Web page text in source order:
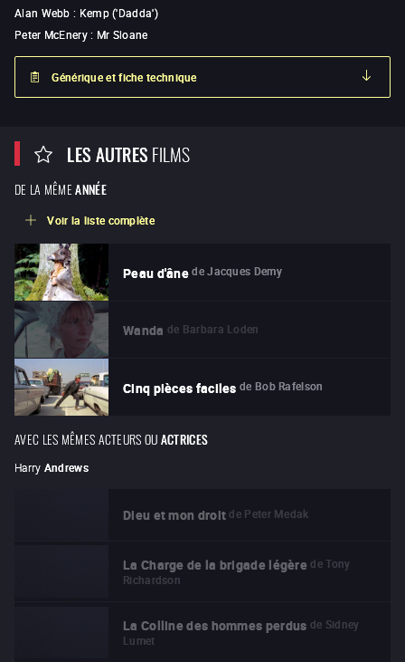
Alan Webb : Kemp ('Dadda')
Peter McEnery: Mr Sloane
Générique et fiche technique
LES AUTRESFILMS
DE LA MÊME ANNÉE
Voir la liste complète
Peau d'âne de Jacques Demy
Wanda de Barbara Loden
Cinq pièces faciles de Bob Rafelson
AVEC LES MÊMES ACTEURS OUACTRICES
Harry Andrews
Dieu et mon droit de Peter Medak
La Charge de la brigade légère de Tony
Richardson
La Colline des hommes perdus de Sidney
Lumet